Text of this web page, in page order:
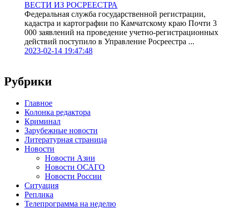
ВЕСТИ ИЗ РОСРЕЕСТРА
Федеральная служба государственной регистрации,
кадастра и картографии по Камчатскому краю Почти 3
000 заявлений на проведение учетно-регистрационных
действий поступило в Управление Росреестра ...
2023-02-14 19:47:48
Рубрики
Главное
Колонка редактора
Криминал
Зарубежные новости
Литературная страница
Новости
Новости Азии
Новости ОСАГО
Новости России
Ситуация
Реплика
Телепрограмма на неделю